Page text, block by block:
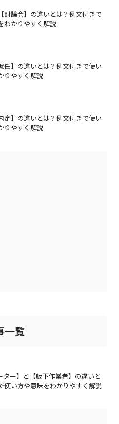
討論会】の違いとは？例文付きで
わかりやすく解説
任】の違いとは？例文付きで使い
りやすく解説
定】の違いとは？例文付きで使い
りやすく解説
一覧
ター】と【版下作業者】の違いと
使い方や意味をわかりやすく解説